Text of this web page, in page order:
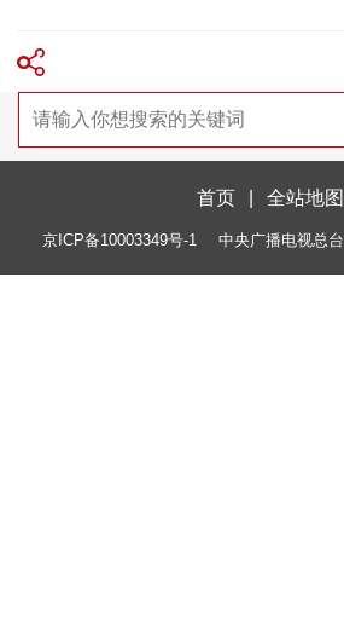
首页 全站地图
京ICP备10003349号-1 中央广播电视总台